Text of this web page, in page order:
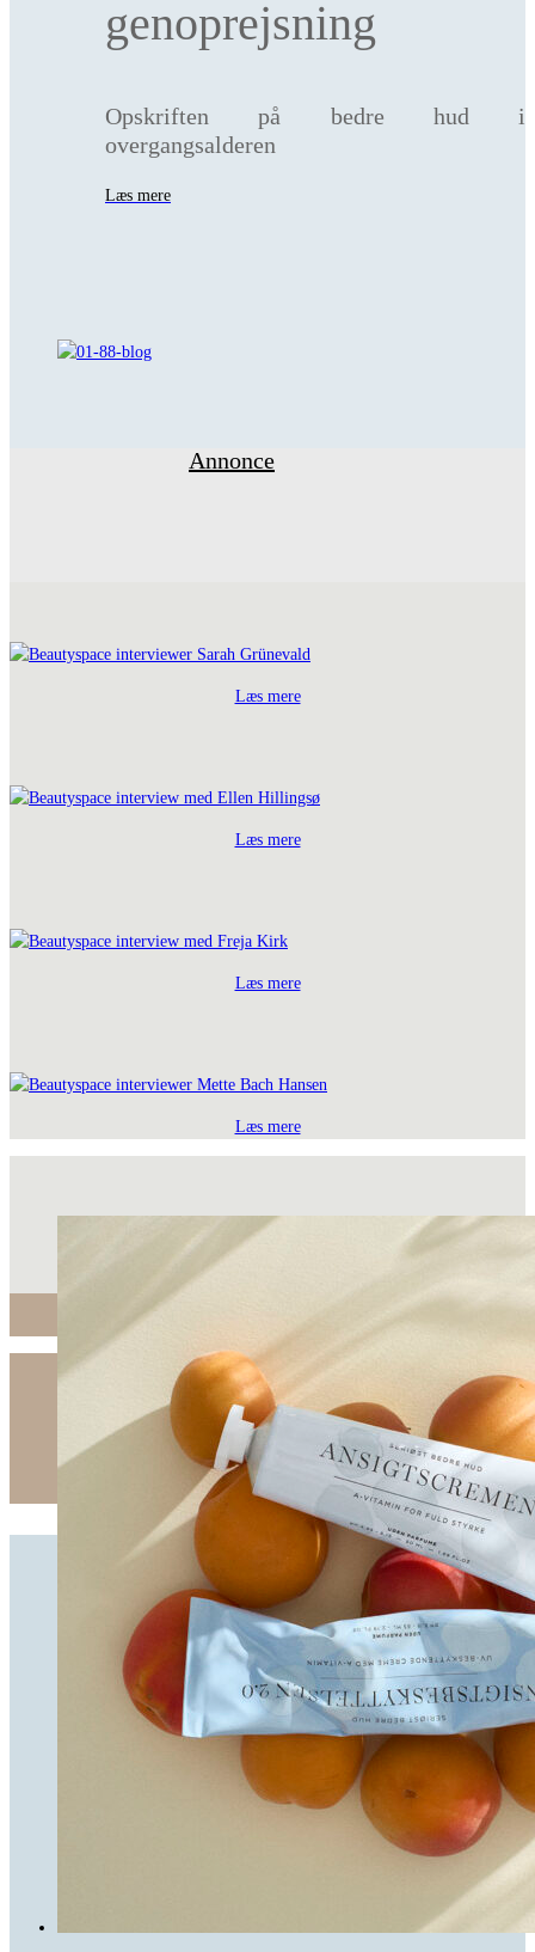
genoprejsning
Opskriften på bedre hud i
overgangsalderen
Læs mere
Annonce
Læs mere
Læs mere
Læs mere
Læs mere